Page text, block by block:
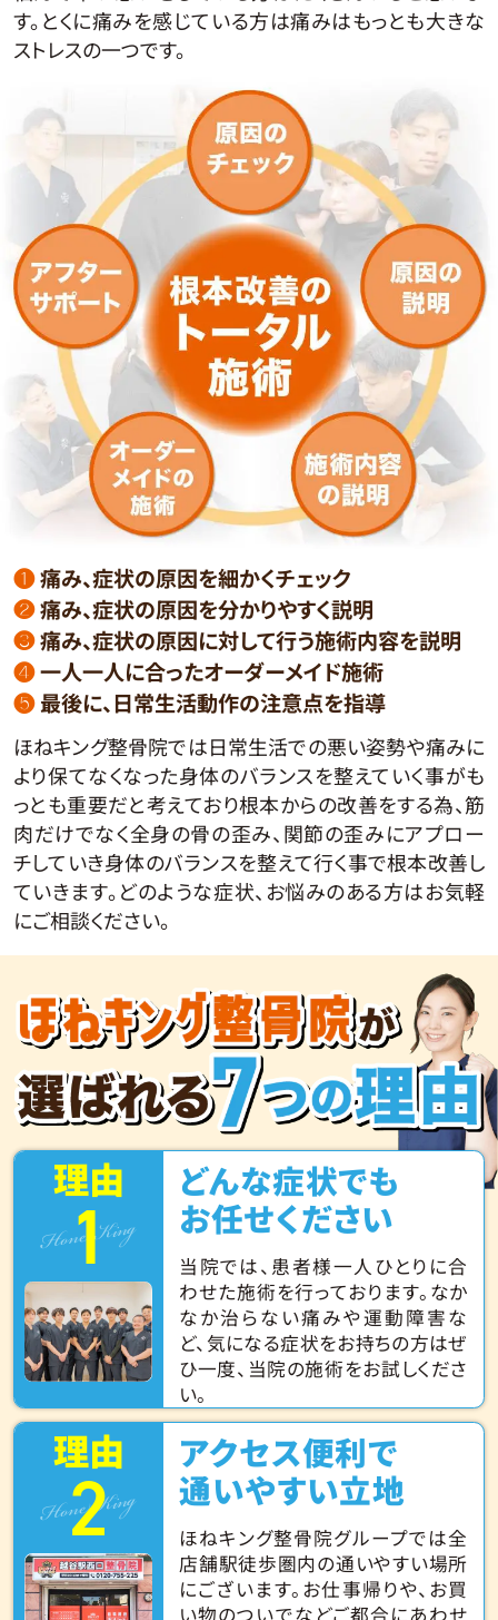
す。とくに痛みを感じている方は痛みはもっとも大きな
ストレスの一つです。
❶痛み、症状の原因を細かくチェック
❷痛み、症状の原因を分かりやすく説明
❸痛み、症状の原因に対して行う施術内容を説明
❹一人一人に合ったオーダーメイド施術
❺最後に、日常生活動作の注意点を指導
ほねキング整骨院では日常生活での悪い姿勢や痛みに
より保てなくなった身体のバランスを整えていく事がも
っとも重要だと考えており根本からの改善をする為、筋
肉だけでなく全身の骨の歪み、関節の歪みにアプロー
チしていき身体のバランスを整えて行く事で根本改善し
ていきます。どのような症状、お悩みのある方はお気軽
にご相談ください。
理由
1
Hone King
どんな症状でも
お任せください
当院では、患者様一人ひとりに合
わせた施術を行っております。なか
なか治らない痛みや運動障害な
ど、気になる症状をお持ちの方はぜ
ひ一度、当院の施術をお試しくださ
い。
理由
2
Hone King
アクセス便利で
通いやすい立地
ほねキング整骨院グループでは全
店舗駅徒歩圏内の通いやすい場所
にございます。お仕事帰りや、お買
い物のついでなどご都合にあわせ